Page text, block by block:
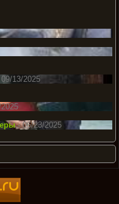
13/2025
- 06/23/2025